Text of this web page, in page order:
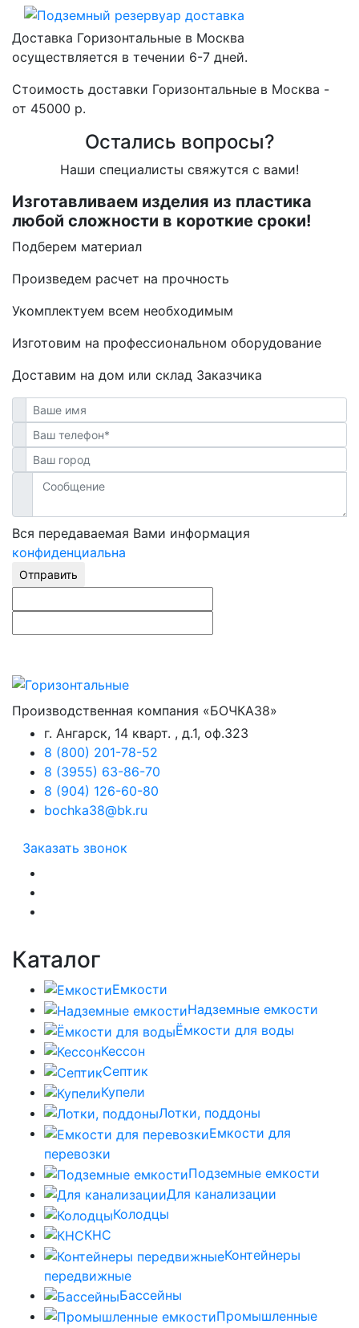
Доставка Горизонтальные в Москва
осуществляется в течении 6-7 дней.
Стоимость доставки Горизонтальные в Москва -
от 45000 р.
Остались вопросы?
Наши специалисты свяжутся с вами!
Изготавливаем изделия из пластика
любой сложности в короткие сроки!
Подберем материал
Произведем расчет на прочность
Укомплектуем всем необходимым
Изготовим на профессиональном оборудование
Доставим на дом или склад Заказчика
Вся передаваемая Вами информация
конфиденциальна
Отправить
Производственная компания «БОЧКА38»
г. Ангарск, 14 кварт. , д.1, оф.323
8 (800) 201-78-52
8 (3955) 63-86-70
8 (904) 126-60-80
bochka38@bk.ru
Заказать звонок
Каталог
Емкости
Надземные емкости
Ёмкости для воды
Кессон
Септик
Купели
Лотки, поддоны
Емкости для
перевозки
Подземные емкости
Для канализации
Колодцы
КНС
Контейнеры
передвижные
Бассейны
Промышленные